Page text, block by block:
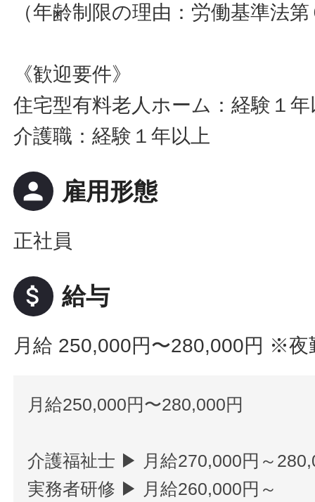
（年齢制限の理由：労働基準法
《歓迎要件》
住宅型有料老人ホーム：経験１年
介護職：経験１年以上
person 雇用形態
正社員
attach_money 給与
月給 250,000円〜280,000円 ※夜
月給250,000円〜280,000円
介護福祉士 ▶ 月給270,000円～
実務者研修 ▶ 月給260,000円～